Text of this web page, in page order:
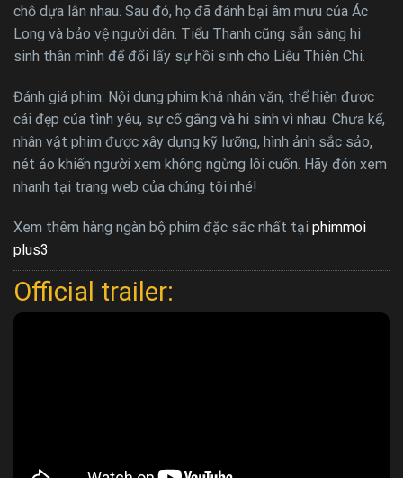
chỗ dựa lẫn nhau. Sau đó, họ đã đánh bại âm mưu của Ác
Long và bảo vệ người dân. Tiểu Thanh cũng sẵn sàng hi
sinh thân mình để đổi lấy sự hồi sinh cho Liễu Thiên Chi.
Đánh giá phim: Nội dung phim khá nhân văn, thể hiện được
cái đẹp của tình yêu, sự cố gắng và hi sinh vì nhau. Chưa kể,
nhân vật phim được xây dựng kỹ lưỡng, hình ảnh sắc sảo,
nét ảo khiến người xem không ngừng lôi cuốn. Hãy đón xem
nhanh tại trang web của chúng tôi nhé!
Xem thêm hàng ngàn bộ phim đặc sắc nhất tại phimmoi
plus3
Official trailer: